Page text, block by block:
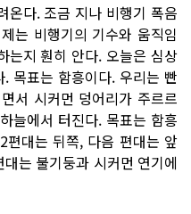
온다. 조금 지나 비행기 폭음
는 비행기의 기수와 움직임
는지 훤히 안다. 오늘은 심상
목표는 함흥이다. 우리는 빤
서 시커먼 덩어리가 주르르
늘에서 터진다. 목표는 함흥
편대는 뒤쪽, 다음 편대는 앞
는 불기둥과 시커먼 연기에